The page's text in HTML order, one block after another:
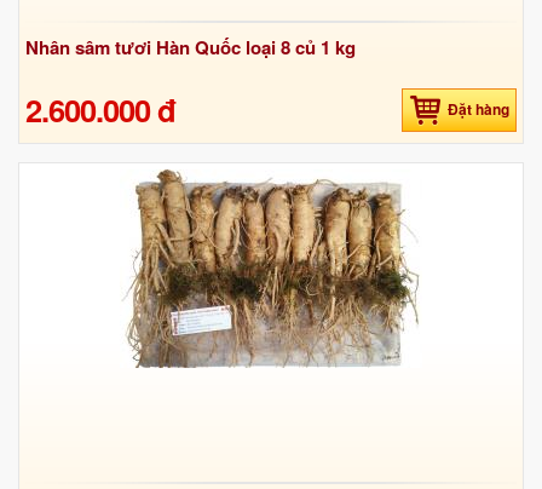
Nhân sâm tươi Hàn Quốc loại 8 củ 1 kg
2.600.000 đ Đặt hàng